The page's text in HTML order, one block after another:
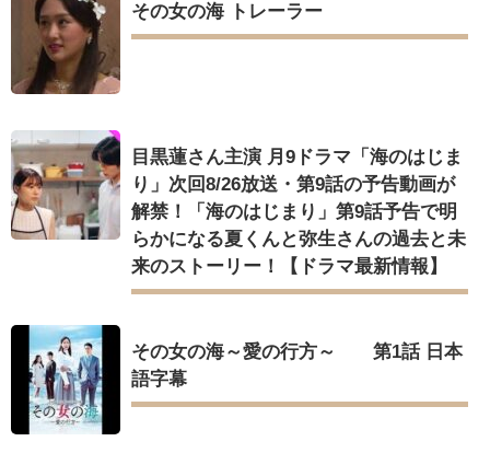
その女の海 トレーラー
目黒蓮さん主演 月9ドラマ「海のはじま
り」次回8/26放送・第9話の予告動画が
解禁！「海のはじまり」第9話予告で明
らかになる夏くんと弥生さんの過去と未
来のストーリー！【ドラマ最新情報】
その女の海～愛の行方～ 第1話 日本
語字幕